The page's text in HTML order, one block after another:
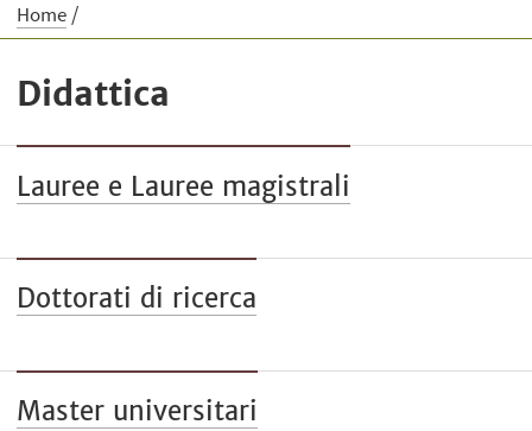
Home
Didattica
Lauree e Lauree magistrali
Dottorati di ricerca
Master universitari